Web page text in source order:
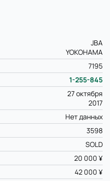
JBA
YOKOHAMA
7195
1-255-845
27 октября
2017
Нет данных
3598
SOLD
20 000 ¥
42 000 ¥